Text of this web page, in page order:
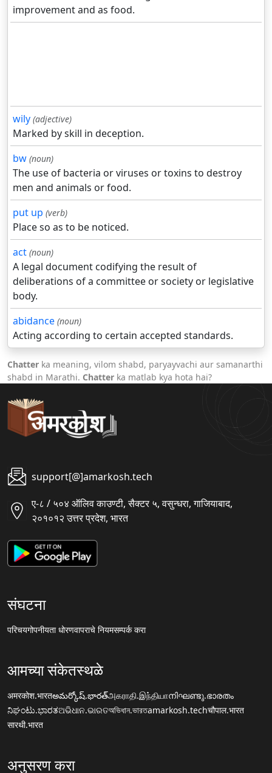
improvement and as food.
wily (adjective)
Marked by skill in deception.
bw (noun)
The use of bacteria or viruses or toxins to destroy
men and animals or food.
put up (verb)
Place so as to be noticed.
act (noun)
A legal document codifying the result of
deliberations of a committee or society or legislative
body.
abidance (noun)
Acting according to certain accepted standards.
Chatter ka meaning, vilom shabd, paryayvachi aur samanarthi
shabd in Marathi. Chatter ka matlab kya hota hai?
support[@]amarkosh.tech
ए-८ / ५०४ ऑलिव काउण्टी, सैक्टर ५, वसुन्धरा, गाजियाबाद,
२०१०१२ उत्तर प्रदेश, भारत
संघटना
परिचयगोपनीयता धोरणवापराचे नियमसम्पर्क करा
आमच्या संकेतस्थळे
अमरकोश.भारतఅమర్కోష్.భారత్அகராதி.இந்தியாനിഘണ്ടു.ഭാരതം
ನಿಘಂಟು.ಭಾರತଅଭିଧାନ.ଭାରତঅভিধান.ভারতamarkosh.techचौपाल.भारत
सारथी.भारत
अनुसरण करा